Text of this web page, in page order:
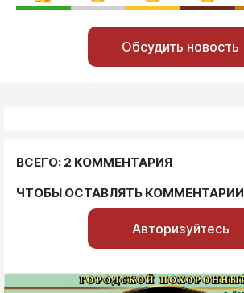
Обсудить новость
ВСЕГО: 2 КОММЕНТАРИЯ
ЧТОБЫ ОСТАВЛЯТЬ КОММЕНТАРИИ
Авторизуйтесь